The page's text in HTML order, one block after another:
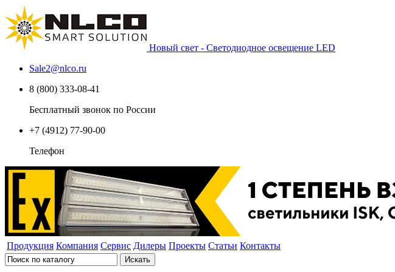
Новый свет - Светодиодное освещение LED
Sale2@nlco.ru
8 (800) 333-08-41
Бесплатный звонок по России
+7 (4912) 77-90-00
Телефон
Продукция Компания Сервис Дилеры Проекты Статьи Контакты